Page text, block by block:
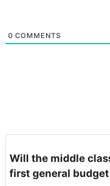
0 COMMENTS
Will the middle
first general